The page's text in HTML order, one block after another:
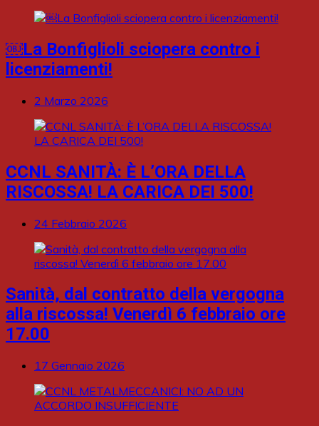
￼La Bonfiglioli sciopera contro i
licenziamenti!
2 Marzo 2026
CCNL SANITÀ: È L’ORA DELLA
RISCOSSA! LA CARICA DEI 500!
24 Febbraio 2026
Sanità, dal contratto della vergogna
alla riscossa! Venerdì 6 febbraio ore
17.00
17 Gennaio 2026